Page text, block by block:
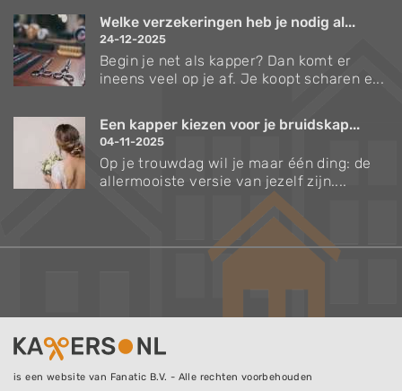
Welke verzekeringen heb je nodig al...
24-12-2025
Begin je net als kapper? Dan komt er
ineens veel op je af. Je koopt scharen e...
Een kapper kiezen voor je bruidskap...
04-11-2025
Op je trouwdag wil je maar één ding: de
allermooiste versie van jezelf zijn....
is een website van Fanatic B.V. - Alle rechten voorbehouden